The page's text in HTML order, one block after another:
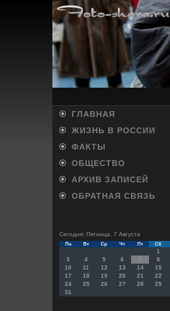
ГЛАВНАЯ
ЖИЗНЬ В РОССИИ
ФАКТЫ
ОБЩЕСТВО
АРХИВ ЗАПИСЕЙ
ОБРАТНАЯ СВЯЗЬ
Сегодня: Пятница, 7 Августа
Пн Вт Ср Чт Пт Сб
1
3
4 5 6 7 8
10
11 12 13 14 15
17
18 19 20 21 22
24
25 26 27 28 29
31